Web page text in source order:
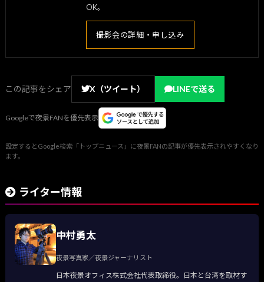
OK。
撮影会の詳細・申し込み
この記事をシェア X（ツイート） LINEで送る
Googleで夜景FANを優先表示
設定するとGoogle検索「トップニュース」に夜景FANの記事が優先表示されやすくなり
ます。
ライター情報
中村勇太
夜景写真家／夜景ジャーナリスト
日本夜景オフィス株式会社代表取締役。日本と台湾を取材す